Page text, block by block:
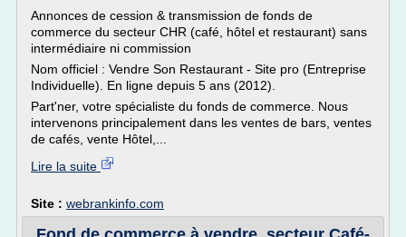
Annonces de cession & transmission de fonds de
commerce du secteur CHR (café, hôtel et restaurant) sans
intermédiaire ni commission
Nom officiel : Vendre Son Restaurant - Site pro (Entreprise
Individuelle). En ligne depuis 5 ans (2012).
Part'ner, votre spécialiste du fonds de commerce. Nous
intervenons principalement dans les ventes de bars, ventes
de cafés, vente Hôtel,...
Lire la suite
Site : webrankinfo.com